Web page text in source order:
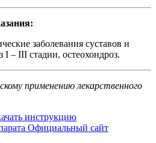
заболевания суставов и
I – III стадии, остеохондроз.
применению лекарственного
инструкцию
Официальный сайт